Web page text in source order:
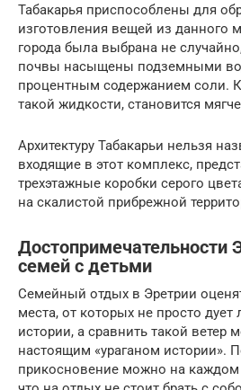
Табакарья приспособлены для
изготовления вещей из данного
города была выбрана не
почвы насыщены подземными
процентным содержанием соли.
такой жидкости, становится
Архитектуру Табакарьи нельзя
входящие в этот комплекс,
трехэтажные коробки серого
на скалистой прибрежной
Достопримечательности
семей с детьми
Семейный отдых в Эретрии
места, от которых не просто дует
истории, а сравнить такой
настоящим «ураганом истории».
прикосновение можно на каждом